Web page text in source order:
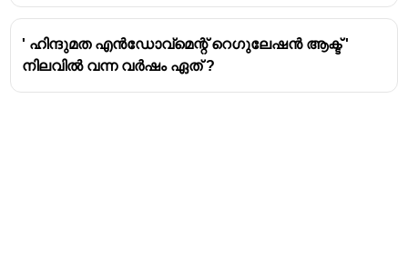
ഭരണനിർവ്വഹണം നടത്തുന്നുണ്ട്.
മലബാർ ദേവസ്വം ബോർഡിന്റെ പ്രധാനമായും
കാസർഗോഡ്, കണ്ണൂർ, വയനാട്, കോഴിക്കോട്,
മലപ്പുറം, പാലക്കാട് (ചിറ്റൂർ താലൂക്ക് ഒഴികെ),
' ഹിന്ദുമത എൻഡോവ്മെന്റ് റെഗുലേഷൻ ആക്ട് '
നിലവിൽ വന്ന വർഷം ഏത് ?